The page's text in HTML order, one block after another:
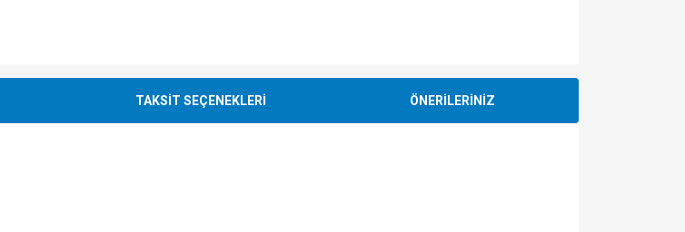
TAKSİT SEÇENEKLERİ ÖNERİLERİNİZ